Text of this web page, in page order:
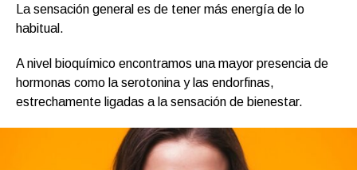
La sensación general es de tener más energía de lo
habitual.
A nivel bioquímico encontramos una mayor presencia de
hormonas como la serotonina y las endorfinas,
estrechamente ligadas a la sensación de bienestar.